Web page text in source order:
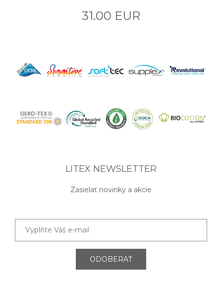
31.00 EUR
LITEX NEWSLETTER
Zasielať novinky a akcie
ODOBERAŤ